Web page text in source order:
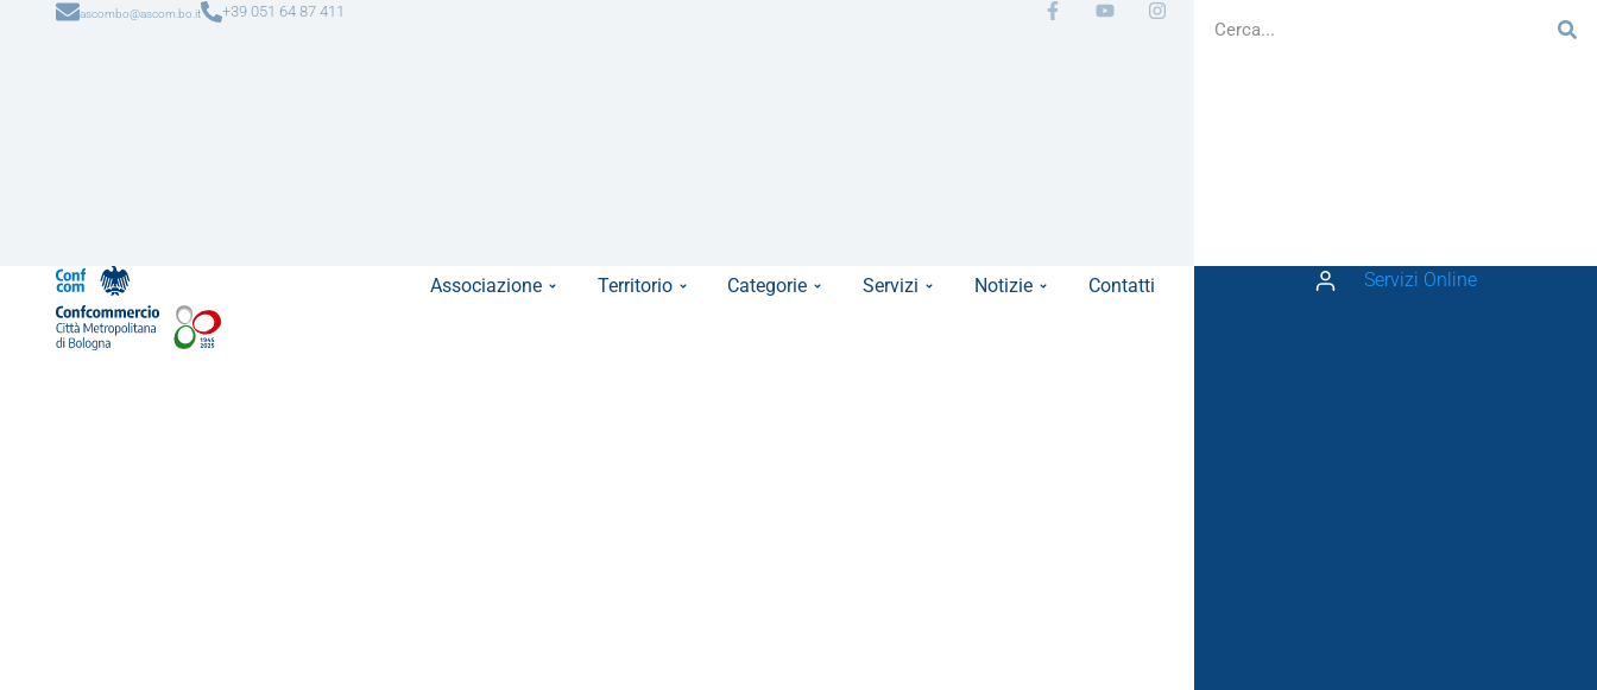
ascombo@ascom.bo.it +39 051 64 87 411
Associazione Territorio Categorie Servizi Notizie Contatti Servizi Online